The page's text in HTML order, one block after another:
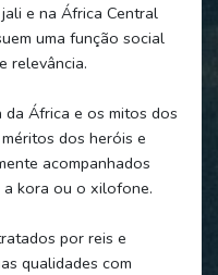
e na África Central
uma função social
relevância.
África e os mitos dos
dos heróis e
acompanhados
a kora ou o xilofone.
por reis e
qualidades com